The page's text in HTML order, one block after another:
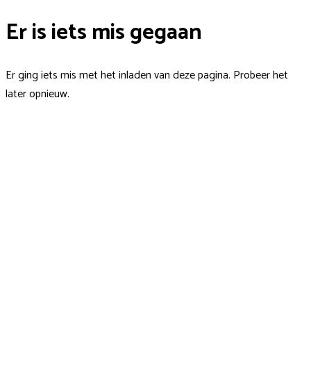
Er is iets mis gegaan
Er ging iets mis met het inladen van deze pagina. Probeer het
later opnieuw.